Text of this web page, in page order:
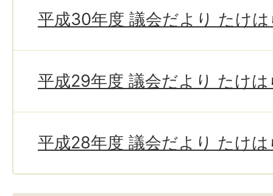
平成30年度 議会だより たけ
平成29年度 議会だより たけ
平成28年度 議会だより たけ